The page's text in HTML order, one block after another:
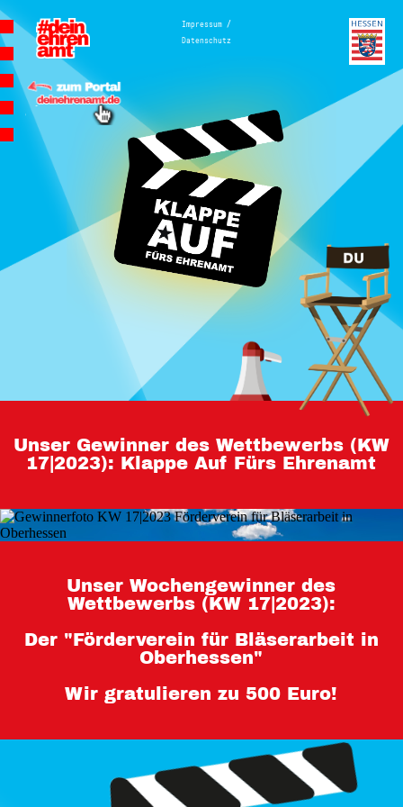
Hauptnavigation
Homepage | Wettbewerb Dein
Ehrenamt ist Herzenssache
Teilnahmebedingungen
MeinMoment
Teilnahmebedingungen
KlappeAuf
Teilnahmebedingungen 80 Jahre
Hessen
Datenschutz
Impressum /
Datenschutz
Unser Gewinner des Wettbewerbs (KW
17|2023): Klappe Auf Fürs Ehrenamt
Unser Wochengewinner des
Wettbewerbs (KW 17|2023):
Der "Förderverein für Bläserarbeit in
Oberhessen"
Wir gratulieren zu 500 Euro!